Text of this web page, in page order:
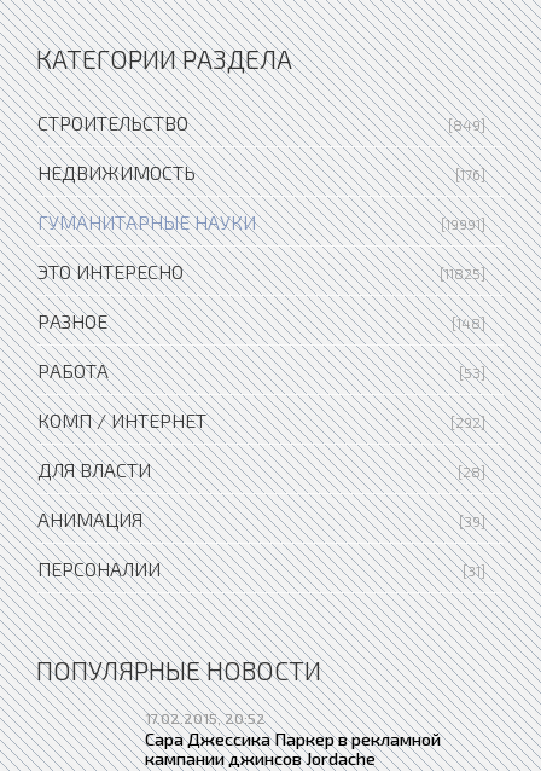
КАТЕГОРИИ РАЗДЕЛА
СТРОИТЕЛЬСТВО [849]
НЕДВИЖИМОСТЬ [176]
ГУМАНИТАРНЫЕ НАУКИ [19991]
ЭТО ИНТЕРЕСНО [11825]
РАЗНОЕ [148]
РАБОТА [53]
КОМП / ИНТЕРНЕТ [292]
ДЛЯ ВЛАСТИ [28]
АНИМАЦИЯ [39]
ПЕРСОНАЛИИ [31]
ПОПУЛЯРНЫЕ НОВОСТИ
17.02.2015, 20:52
Сара Джессика Паркер в рекламной
кампании джинсов Jordache